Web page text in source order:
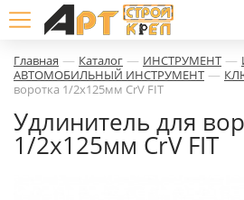
Главная — Каталог — ИНСТРУМЕНТ —
АВТОМОБИЛЬНЫЙ ИНСТРУМЕНТ —
воротка 1/2х125мм CrV FIT
Удлинитель для
1/2х125мм CrV FIT